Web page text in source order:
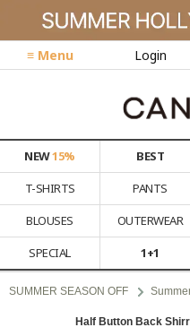
≡ Menu Login
NEW15% BEST
T-SHIRTS
PANTS
BLOUSES
OUTERWEAR
SPECIAL
1+1
SUMMER SEASON OFF
Half Button Back